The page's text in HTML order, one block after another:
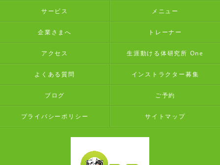
サービス メニュー
企業さまへ トレーナー
アクセス 生涯動ける体研究所 One
よくある質問 インストラクター募集
ブログ ご予約
プライバシーポリシー サイトマップ